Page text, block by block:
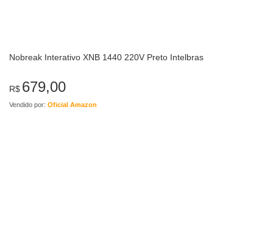
Nobreak Interativo XNB 1440 220V Preto Intelbras
R$ 679,00
Vendido por: Oficial Amazon